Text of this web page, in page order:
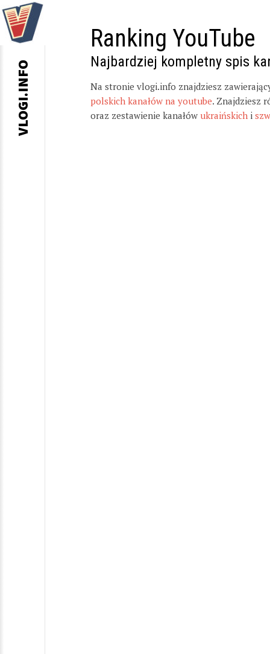
Ranking YouTube
Najbardziej kompletny spis
Na stronie vlogi.info znajdziesz
polskich kanałów na youtube. Znajdziesz
oraz zestawienie kanałów ukraińskich i
VLOGI.INFO